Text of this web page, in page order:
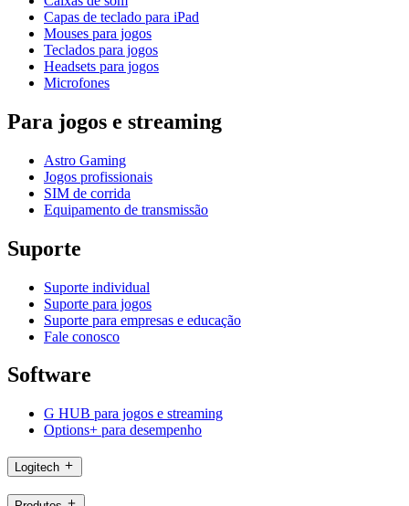
Capas de teclado para iPad
Mouses para jogos
Teclados para jogos
Headsets para jogos
Microfones
Para jogos e streaming
Astro Gaming
Jogos profissionais
SIM de corrida
Equipamento de transmissão
Suporte
Suporte individual
Suporte para jogos
Suporte para empresas e educação
Fale conosco
Software
G HUB para jogos e streaming
Options+ para desempenho
Logitech